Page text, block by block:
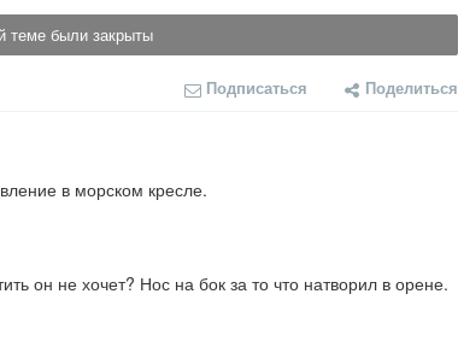
теме были закрыты
Подписаться Поделиться
в морском кресле.
он не хочет? Нос на бок за то что натворил в орене.